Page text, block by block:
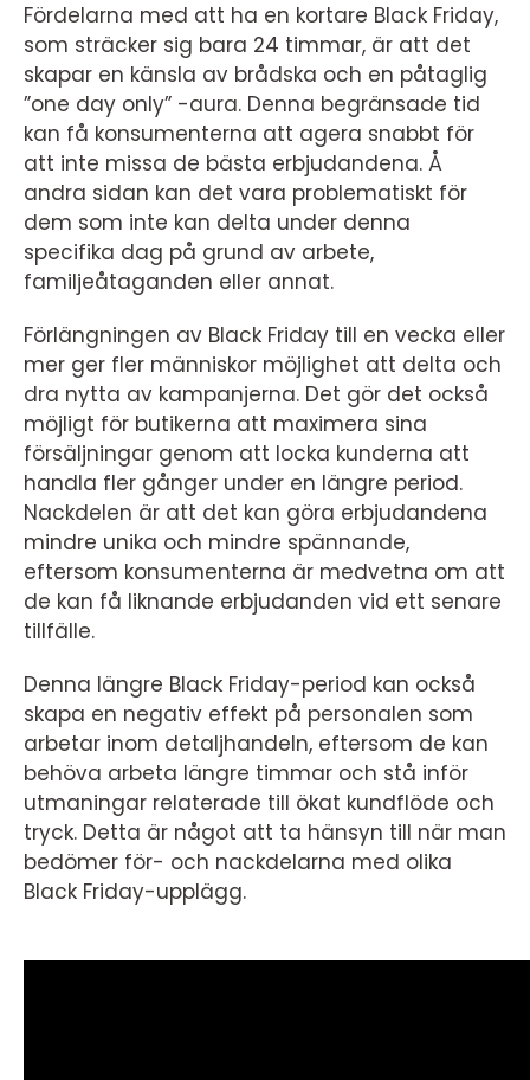
Fördelarna med att ha en kortare Black Friday,
som sträcker sig bara 24 timmar, är att det
skapar en känsla av brådska och en påtaglig
”one day only” -aura. Denna begränsade tid
kan få konsumenterna att agera snabbt för
att inte missa de bästa erbjudandena. Å
andra sidan kan det vara problematiskt för
dem som inte kan delta under denna
specifika dag på grund av arbete,
familjeåtaganden eller annat.
Förlängningen av Black Friday till en vecka eller
mer ger fler människor möjlighet att delta och
dra nytta av kampanjerna. Det gör det också
möjligt för butikerna att maximera sina
försäljningar genom att locka kunderna att
handla fler gånger under en längre period.
Nackdelen är att det kan göra erbjudandena
mindre unika och mindre spännande,
eftersom konsumenterna är medvetna om att
de kan få liknande erbjudanden vid ett senare
tillfälle.
Denna längre Black Friday-period kan också
skapa en negativ effekt på personalen som
arbetar inom detaljhandeln, eftersom de kan
behöva arbeta längre timmar och stå inför
utmaningar relaterade till ökat kundflöde och
tryck. Detta är något att ta hänsyn till när man
bedömer för- och nackdelarna med olika
Black Friday-upplägg.